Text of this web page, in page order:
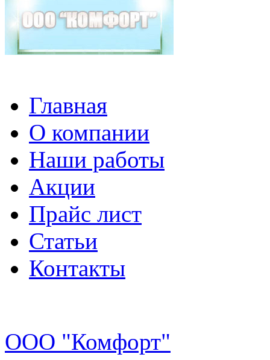
Главная
О компании
Наши работы
Акции
Прайс лист
Статьи
Контакты
ООО "Комфорт"